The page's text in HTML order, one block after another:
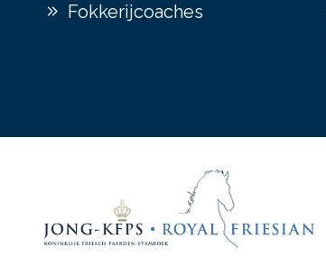
Fokkerijcoaches